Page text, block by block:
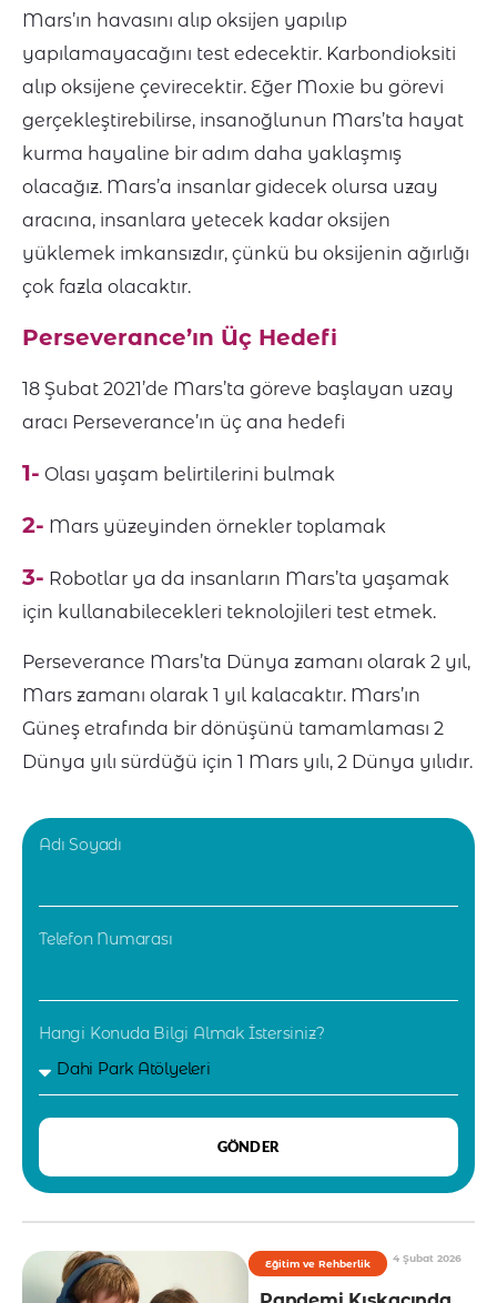
Mars’ın havasını alıp oksijen yapılıp
yapılamayacağını test edecektir. Karbondioksiti
alıp oksijene çevirecektir. Eğer Moxie bu görevi
gerçekleştirebilirse, insanoğlunun Mars’ta hayat
kurma hayaline bir adım daha yaklaşmış
olacağız. Mars’a insanlar gidecek olursa uzay
aracına, insanlara yetecek kadar oksijen
yüklemek imkansızdır, çünkü bu oksijenin ağırlığı
çok fazla olacaktır.
Perseverance’ın Üç Hedefi
18 Şubat 2021’de Mars’ta göreve başlayan uzay
aracı Perseverance’ın üç ana hedefi
1- Olası yaşam belirtilerini bulmak
2- Mars yüzeyinden örnekler toplamak
3- Robotlar ya da insanların Mars’ta yaşamak
için kullanabilecekleri teknolojileri test etmek.
Perseverance Mars’ta Dünya zamanı olarak 2 yıl,
Mars zamanı olarak 1 yıl kalacaktır. Mars’ın
Güneş etrafında bir dönüşünü tamamlaması 2
Dünya yılı sürdüğü için 1 Mars yılı, 2 Dünya yılıdır.
Adı Soyadı
Telefon Numarası
Hangi Konuda Bilgi Almak İstersiniz?
GÖNDER
Eğitim ve Rehberlik 4 Şubat 2026